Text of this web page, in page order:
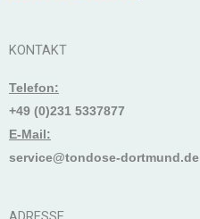
KONTAKT
Telefon:
+49 (0)231 5337877
E-Mail:
service@tondose-dortmund.de